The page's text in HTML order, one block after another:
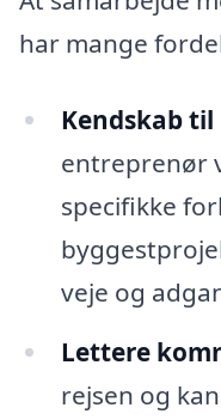
har mange
Kendskab
entreprenør
specifikke
veje og
Lettere
rejsen og